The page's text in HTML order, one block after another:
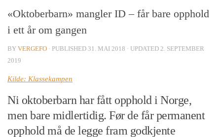
«Oktoberbarn» mangler ID – får bare opphold
i ett år om gangen
BY VERGEFO · PUBLISHED 31. MAI 2018 · UPDATED 2. SEPTEMBER
2019
Kilde: Klassekampen
Ni oktoberbarn har fått opphold i Norge,
men bare midlertidig. Før de får permanent
opphold må de legge fram godkjente